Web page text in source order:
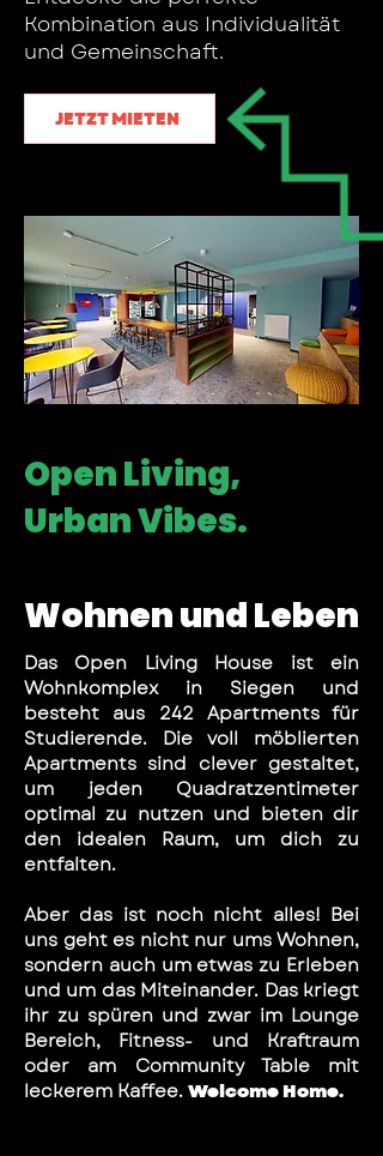
Kombination aus Individualität
und Gemeinschaft.
JETZT MIETEN
Open Living,
Urban Vibes.
Wohnen und Leben
Das Open Living House ist ein
Wohnkomplex in Siegen und
besteht aus 242 Apartments für
Studierende. Die voll möblierten
Apartments sind clever gestaltet,
um jeden Quadratzentimeter
optimal zu nutzen und bieten dir
den idealen Raum, um dich zu
entfalten.
Aber das ist noch nicht alles! Bei
uns geht es nicht nur ums Wohnen,
sondern auch um etwas zu Erleben
und um das Miteinander. Das kriegt
ihr zu spüren und zwar im Lounge
Bereich, Fitness- und Kraftraum
oder am Community Table mit
leckerem Kaffee.Welcome Home.